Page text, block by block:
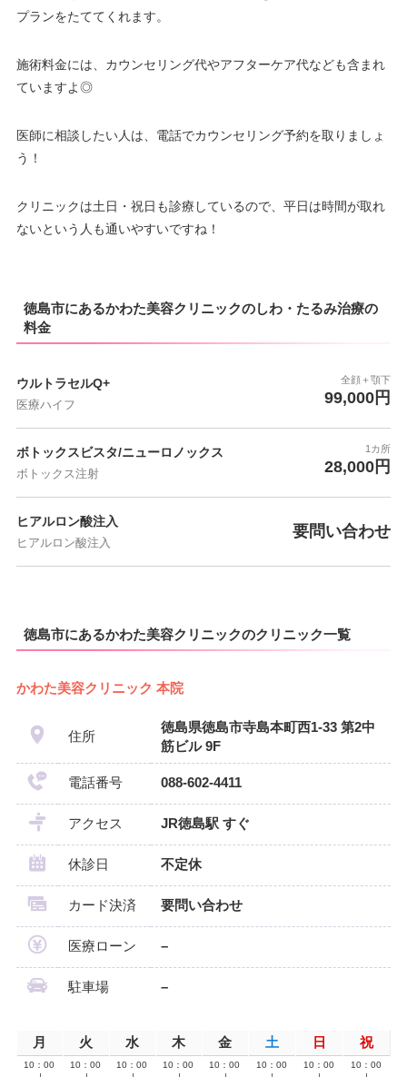
プランをたててくれます。
施術料金には、カウンセリング代やアフターケア代なども含まれ
ていますよ◎
医師に相談したい人は、電話でカウンセリング予約を取りましょ
う！
クリニックは土日・祝日も診療しているので、平日は時間が取れ
ないという人も通いやすいですね！
徳島市にあるかわた美容クリニックのしわ・たるみ治療の
料金
ウルトラセルQ+
医療ハイフ
全顔＋顎下
99,000円
ボトックスビスタ/ニューロノックス
ボトックス注射
1カ所
28,000円
ヒアルロン酸注入
ヒアルロン酸注入
要問い合わせ
徳島市にあるかわた美容クリニックのクリニック一覧
かわた美容クリニック 本院
住所
徳島県徳島市寺島本町西1-33 第2中
筋ビル 9F
電話番号 088-602-4411
アクセス JR徳島駅 すぐ
休診日 不定休
カード決済 要問い合わせ
医療ローン –
駐車場 –
月 火 水 木 金 土 日 祝
10：00
10：00
10：00
10：00
10：00
10：00
10：00
10：00